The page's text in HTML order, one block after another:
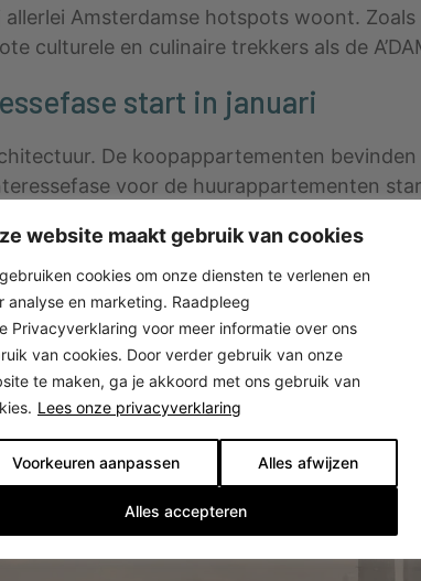
website maakt gebruik van cookies
cookies om onze diensten te verlenen en
analyse en marketing. Raadpleeg
Privacyverklaring voor meer informatie over ons
van cookies. Door verder gebruik van onze
te maken, ga je akkoord met ons gebruik van
Lees onze privacyverklaring
Voorkeuren aanpassen Alles afwijzen
Alles accepteren
Amsterdamse hotspots woont.
culturele en culinaire trekkers als de
start in januari
De koopappartementen
voor de huurappartementen
lees er meer over en meld je aan
Klik hier voor meer